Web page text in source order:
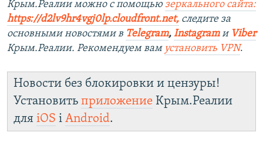
Крым.Реалии можно с помощью зеркального сайта:
https://d2lv9hr4vgj0lp.cloudfront.net, следите за
основными новостями в Telegram, Instagramи Viber
Крым.Реалии. Рекомендуем вам установить VPN.
Новости без блокировки и цензуры!
Установить приложение Крым.Реалии
для iOS і Android.